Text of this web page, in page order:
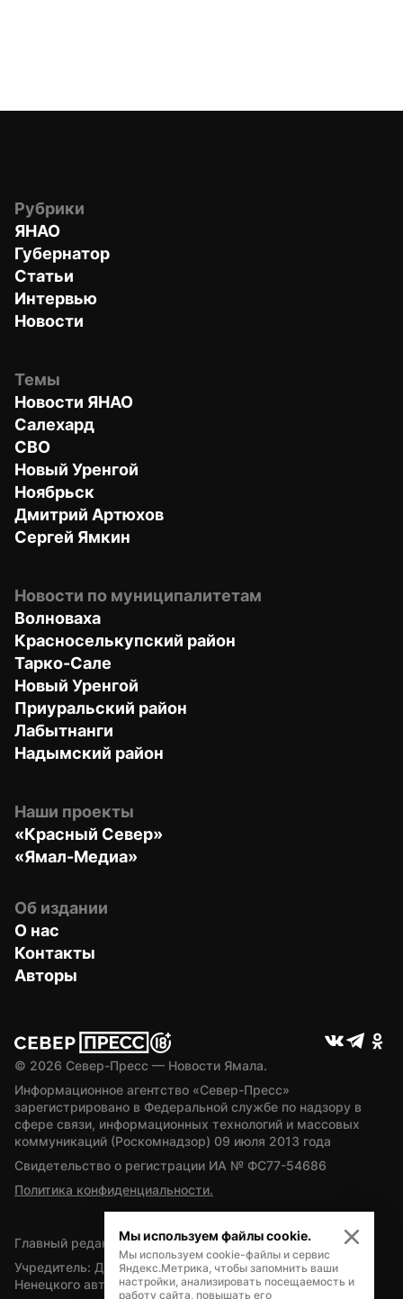
Рубрики
ЯНАО
Губернатор
Статьи
Интервью
Новости
Темы
Новости ЯНАО
Салехард
СВО
Новый Уренгой
Ноябрьск
Дмитрий Артюхов
Сергей Ямкин
Новости по муниципалитетам
Волноваха
Красноселькупский район
Тарко-Сале
Новый Уренгой
Приуральский район
Лабытнанги
Надымский район
Наши проекты
«Красный Север»
«Ямал-Медиа»
Об издании
О нас
Контакты
Авторы
© 2026 Север-Пресс — Новости Ямала.
Информационное агентство «Север-Пресс»
зарегистрировано в Федеральной службе по надзору в
сфере связи, информационных технологий и массовых
коммуникаций (Роскомнадзор) 09 июля 2013 года
Свидетельство о регистрации ИА № ФС77-54686
Политика конфиденциальности.
Главный редактор — А.Л. Поздеев
Учредитель: Департамент внутренней политики Ямало-
Ненецкого автономного округа
Мы используем файлы cookie.
Мы используем cookie-файлы и сервис
Яндекс.Метрика, чтобы запомнить ваши
настройки, анализировать посещаемость и
работу сайта, повышать его